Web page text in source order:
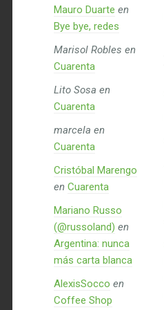
Mauro Duarte en
Bye bye, redes
Marisol Robles en
Cuarenta
Lito Sosa en
Cuarenta
marcela en
Cuarenta
Cristóbal Marengo
en Cuarenta
Mariano Russo
(@russoland) en
Argentina: nunca
más carta blanca
AlexisSocco en
Coffee Shop